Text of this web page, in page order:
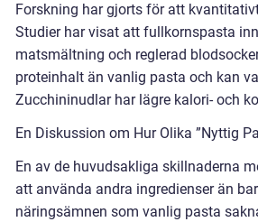
Forskning har gjorts för att
Studier har visat att fullkornspasta
matsmältning och reglerad
proteinhalt än vanlig pasta och kan
Zucchininudlar har lägre kalori- och
En Diskussion om Hur Olika ”Nyttig
En av de huvudsakliga skillnaderna
att använda andra ingredienser än
näringsämnen som vanlig pasta